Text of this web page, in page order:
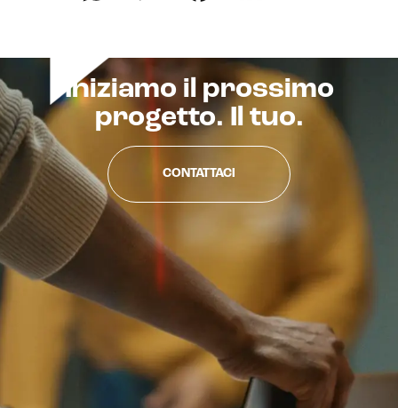
Iniziamo il prossimo
progetto. Il tuo.
CONTATTACI